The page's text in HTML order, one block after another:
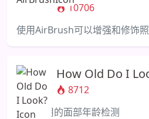
10706
使用AirBrush可以增强和修饰
How Old Do I
8712
简单易用的面部年龄检测